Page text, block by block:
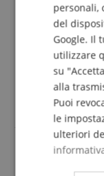
Fischio del
Recensione diA. P.
Questa
originale
acquisto
L'ho comprato
E lei ne è
personali,
del
Google. Il
utilizzare
su
alla
Puoi
le
ulteriori